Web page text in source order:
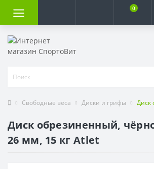
0
Свободные веса Диски и грифы Диск
Диск обрезиненный,
26 мм, 15 кг Atlet